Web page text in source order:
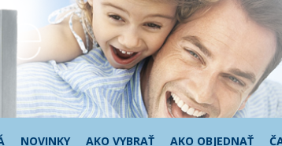
NOVINKY AKO VYBRAŤ AKO OBJEDNAŤ